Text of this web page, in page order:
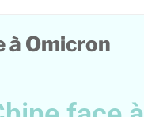
à Omicron